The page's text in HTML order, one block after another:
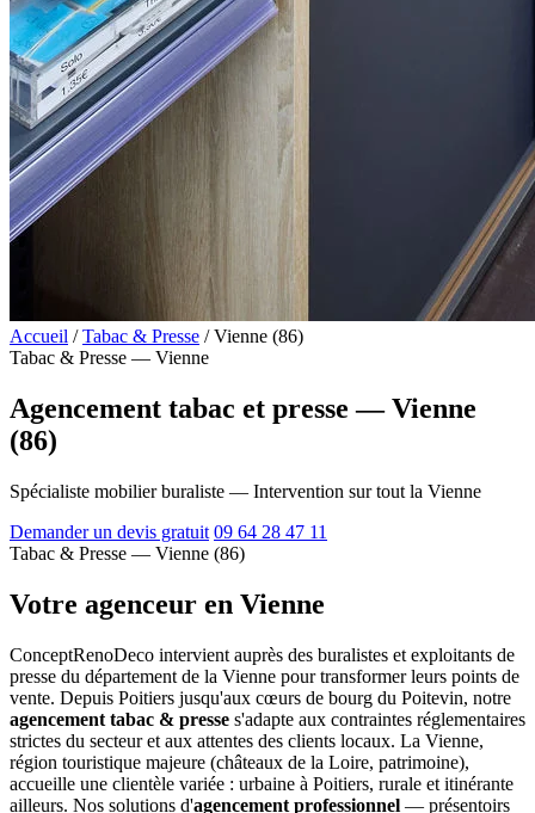
Accueil / Tabac & Presse / Vienne (86)
Tabac & Presse — Vienne
Agencement tabac et presse — Vienne
(86)
Spécialiste mobilier buraliste — Intervention sur tout la Vienne
Demander un devis gratuit 09 64 28 47 11
Tabac & Presse — Vienne (86)
Votre agenceur en Vienne
ConceptRenoDeco intervient auprès des buralistes et exploitants de
presse du département de la Vienne pour transformer leurs points de
vente. Depuis Poitiers jusqu'aux cœurs de bourg du Poitevin, notre
agencement tabac & presse s'adapte aux contraintes réglementaires
strictes du secteur et aux attentes des clients locaux. La Vienne,
région touristique majeure (châteaux de la Loire, patrimoine),
accueille une clientèle variée : urbaine à Poitiers, rurale et itinérante
ailleurs. Nos solutions d'agencement professionnel — présentoirs